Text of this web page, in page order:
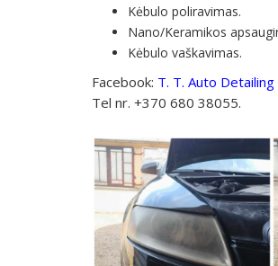
Kėbulo poliravimas.
Nano/Keramikos
Kėbulo vaškavimas.
Facebook: T. T. Auto Detailing
Tel nr. +370 680 38055.